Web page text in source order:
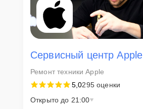
Сервисный центр Apple
Ремонт техники Apple
5,0295 оценки
Открыто до 21:00